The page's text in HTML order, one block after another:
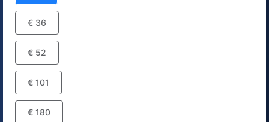
€ 36
€ 52
€ 101
€ 180